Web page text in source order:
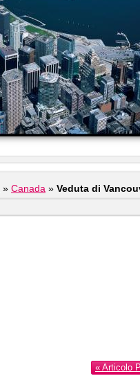
» Canada » Veduta di
« Articolo